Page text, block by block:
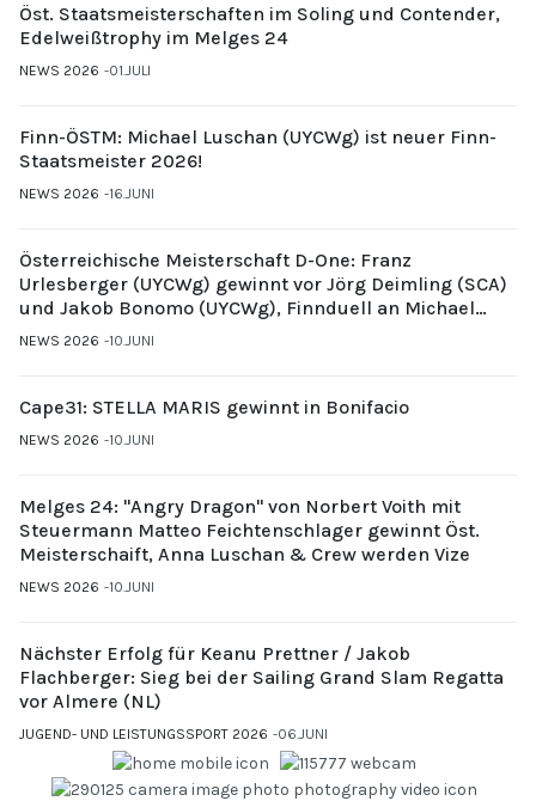
Öst. Staatsmeisterschaften im Soling und Contender,
Edelweißtrophy im Melges 24
NEWS 2026 01.JULI
Finn-ÖSTM: Michael Luschan (UYCWg) ist neuer Finn-
Staatsmeister 2026!
NEWS 2026 16.JUNI
Österreichische Meisterschaft D-One: Franz
Urlesberger (UYCWg) gewinnt vor Jörg Deimling (SCA)
und Jakob Bonomo (UYCWg), Finnduell an Michael
Gubi (UYCMo)
NEWS 2026 10.JUNI
Cape31: STELLA MARIS gewinnt in Bonifacio
NEWS 2026 10.JUNI
Melges 24: "Angry Dragon" von Norbert Voith mit
Steuermann Matteo Feichtenschlager gewinnt Öst.
Meisterschaift, Anna Luschan & Crew werden Vize
NEWS 2026 10.JUNI
Nächster Erfolg für Keanu Prettner / Jakob
Flachberger: Sieg bei der Sailing Grand Slam Regatta
vor Almere (NL)
JUGEND- UND LEISTUNGSSPORT 2026 06.JUNI